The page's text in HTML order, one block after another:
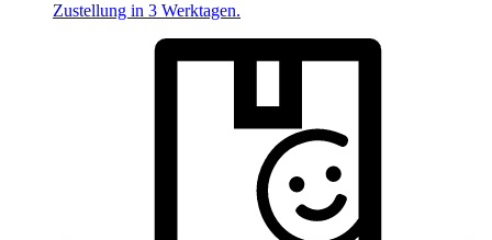
Zustellung in 3 Werktagen.